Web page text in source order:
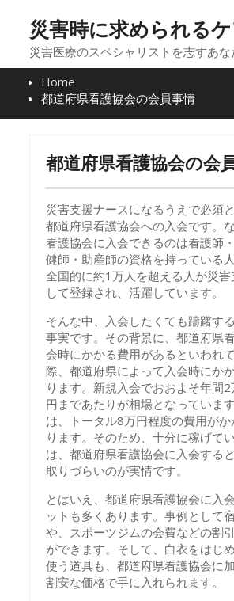
content災害時に求められる
災害医療のスペシャリストを志すあな
Home
都道府県看護協会の会員事情
都道府県看護協会の会
災害支援ナースになるうえで必須
都道府県看護協会への入会です。
看護協会に入会できるのは看護師
健師・助産師の資格を持っている
全国的に約1万人を超える人が災害
して登録され、活躍しています。
そんな中、入会したくても躊躇す
事実です。その背景に、都道府県
会時にかかる費用があるといわれ
際、都道府県によって入会時にか
ります。新規入会でおおよそ年間
円まであたりが相場となっていま
は、トータル8万円程度の費用が
ります。そのため、十分に稼げて
は、都道府県看護協会に入会する
取りづらいのが実情です。
とはいえ、都道府県看護協会に入
ットも多くあります。事例として
や、スポーツジムの会費などの割
ができます。そして、白衣をはじ
使う道具も、都道府県看護協会に
割安な価格で手に入れられます。